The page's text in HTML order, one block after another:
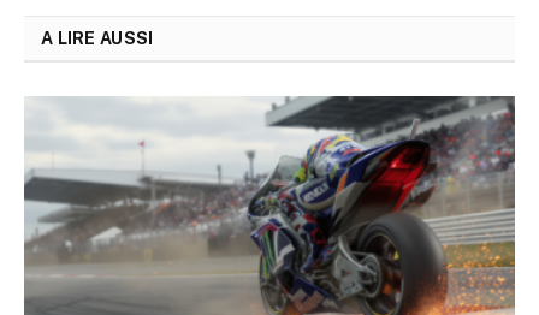
A LIRE AUSSI